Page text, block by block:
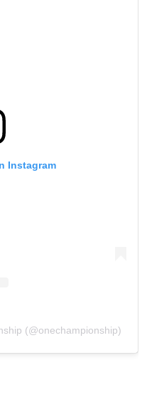
Instagram
(@onechampionship)